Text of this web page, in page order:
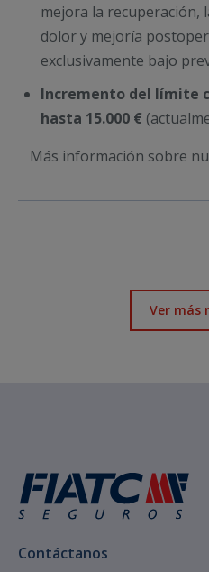
mejora la recuperación,
dolor y mejoría
exclusivamente bajo
Incremento del límite
hasta 15.000 €
Más información sobre
Ver más
Contáctanos